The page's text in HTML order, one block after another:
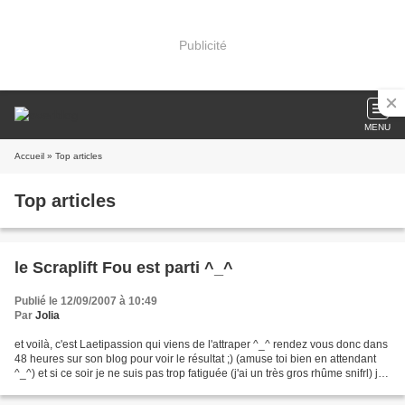
Publicité
MENU
Accueil » Top articles
Top articles
le Scraplift Fou est parti ^_^
Publié le 12/09/2007 à 10:49
Par Jolia
et voilà, c'est Laetipassion qui viens de l'attraper ^_^ rendez vous donc dans
48 heures sur son blog pour voir le résultat ;) (amuse toi bien en attendant
^_^) et si ce soir je ne suis pas trop fatiguée (j'ai un très gros rhûme snifrl) je